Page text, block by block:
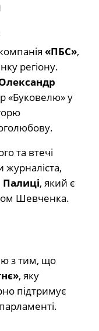
«ПБС»,
регіону.
«Буковелю» у
та втечі
журналіста,
Палиці, який є
Шевченка.
з тим, що
, яку
підтримує